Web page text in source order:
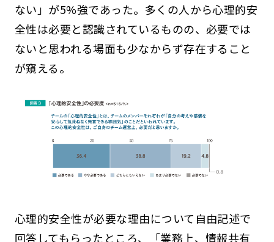
ない」が5%強であった。多くの人から心理的安
全性は必要と認識されているものの、必要では
ないと思われる場面も少なからず存在すること
が窺える。
心理的安全性が必要な理由について自由記述で
回答してもらったところ、「業務上、情報共有